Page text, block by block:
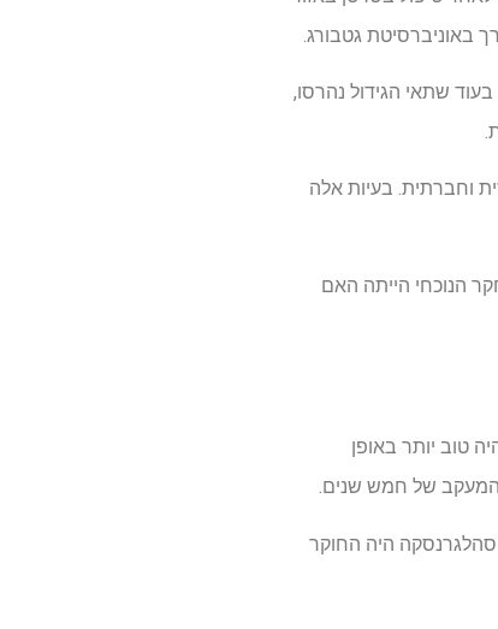
באוניברסיטת גטבורג.
שתאי הגידול נהרסו,
וחברתית. בעיות אלה
הנוכחי הייתה האם
טוב יותר באופן
המעקב של חמש שנים.
סהלגרנסקה היה החוקר